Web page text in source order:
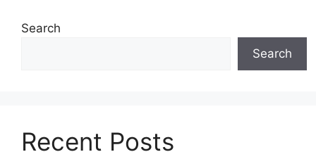
Search
Search
Recent Posts